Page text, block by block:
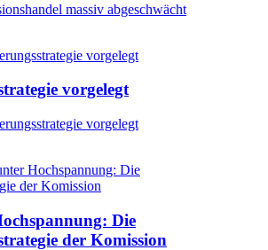
massiv abgeschwächt
vorgelegt
vorgelegt
vorgelegt
Hochspannung: Die
der Komission
Die
der Komission